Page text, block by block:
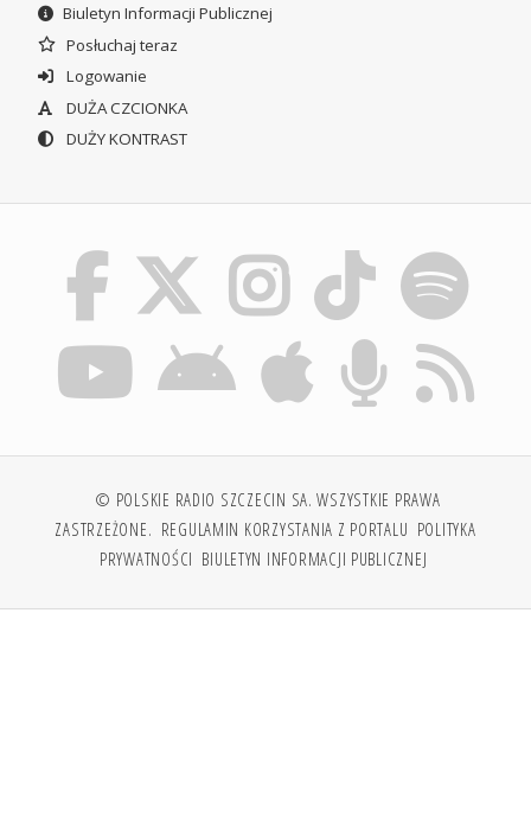
Biuletyn Informacji Publicznej
Posłuchaj teraz
Logowanie
DUŻA CZCIONKA
DUŻY KONTRAST
© POLSKIE RADIO SZCZECIN SA. WSZYSTKIE PRAWA
ZASTRZEŻONE. REGULAMIN KORZYSTANIA Z PORTALU POLITYKA
PRYWATNOŚCI BIULETYN INFORMACJI PUBLICZNEJ